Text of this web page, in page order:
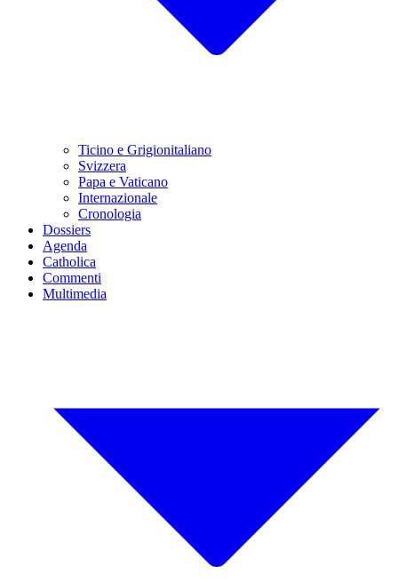
Ticino e Grigionitaliano
Svizzera
Papa e Vaticano
Internazionale
Cronologia
Dossiers
Agenda
Catholica
Commenti
Multimedia